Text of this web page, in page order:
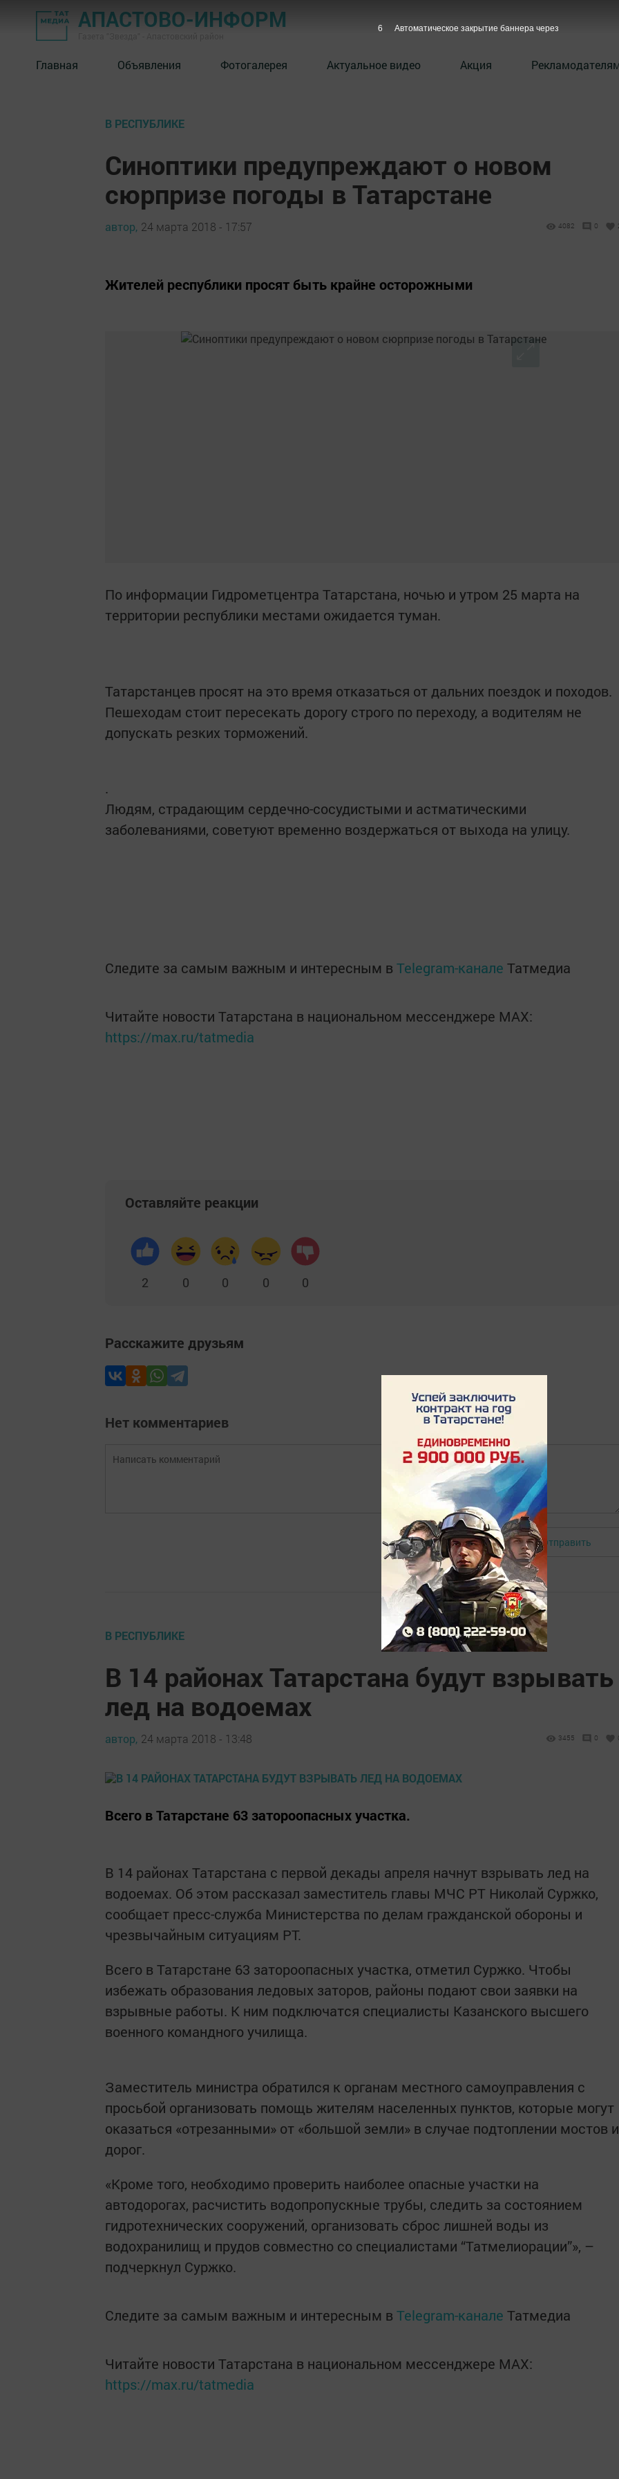
АПАСТОВО-ИНФОРМ
Главная Объявления Фотогалерея Актуальное видео Акция
В РЕСПУБЛИКЕ
Синоптики предупреждают о новом
сюрпризе погоды в Татарстане
автор, 24 марта 2018 - 17:57 4082 0
Жителей республики просят быть крайне осторожными
По информации Гидрометцентра Татарстана, ночью и утром 25 марта на
территории республики местами ожидается туман.
Татарстанцев просят на это время отказаться от дальних поездок и походов.
Пешеходам стоит пересекать дорогу строго по переходу, а водителям не
допускать резких торможений.
.
Людям, страдающим сердечно-сосудистыми и астматическими
заболеваниями, советуют временно воздержаться от выхода на улицу.
Следите за самым важным и интересным в Telegram-канале Татмедиа
Читайте новости Татарстана в национальном мессенджере MАХ:
https://max.ru/tatmedia
Оставляйте реакции
2 0 0 0 0
Расскажите друзьям
Нет комментариев
Авторизоваться Отправить
В РЕСПУБЛИКЕ
В 14 районах Татарстана будут взрывать
лед на водоемах
автор, 24 марта 2018 - 13:48 3455 0
Всего в Татарстане 63 затороопасных участка.
В 14 районах Татарстана с первой декады апреля начнут взрывать лед на
водоемах. Об этом рассказал заместитель главы МЧС РТ Николай Суржко,
сообщает пресс-служба Министерства по делам гражданской обороны и
чрезвычайным ситуациям РТ.
Всего в Татарстане 63 затороопасных участка, отметил Суржко. Чтобы
избежать образования ледовых заторов, районы подают свои заявки на
взрывные работы. К ним подключатся специалисты Казанского высшего
военного командного училища.
Заместитель министра обратился к органам местного самоуправления с
просьбой организовать помощь жителям населенных пунктов, которые могут
оказаться «отрезанными» от «большой земли» в случае подтоплении мостов и
дорог.
«Кроме того, необходимо проверить наиболее опасные участки на
автодорогах, расчистить водопропускные трубы, следить за состоянием
гидротехнических сооружений, организовать сброс лишней воды из
водохранилищ и прудов совместно со специалистами “Татмелиорации”», –
подчеркнул Суржко.
Следите за самым важным и интересным в Telegram-канале Татмедиа
Читайте новости Татарстана в национальном мессенджере MАХ:
https://max.ru/tatmedia
5 Автоматическое закрытие баннера через